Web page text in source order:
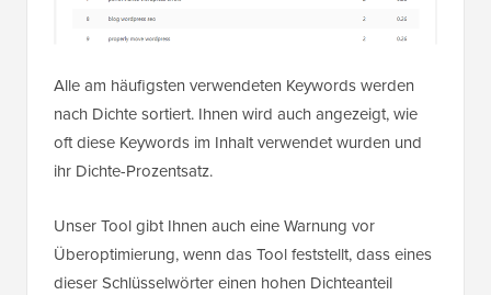
Alle am häufigsten verwendeten Keywords werden
nach Dichte sortiert. Ihnen wird auch angezeigt, wie
oft diese Keywords im Inhalt verwendet wurden und
ihr Dichte-Prozentsatz.
Unser Tool gibt Ihnen auch eine Warnung vor
Überoptimierung, wenn das Tool feststellt, dass eines
dieser Schlüsselwörter einen hohen Dichteanteil